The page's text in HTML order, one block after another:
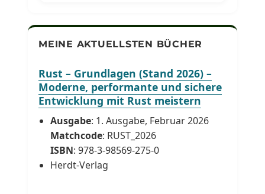
MEINE AKTUELLSTEN BÜCHER
Rust – Grundlagen (Stand 2026) –
Moderne, performante und sichere
Entwicklung mit Rust meistern
Ausgabe: 1. Ausgabe, Februar 2026
Matchcode: RUST_2026
ISBN: 978-3-98569-275-0
Herdt-Verlag